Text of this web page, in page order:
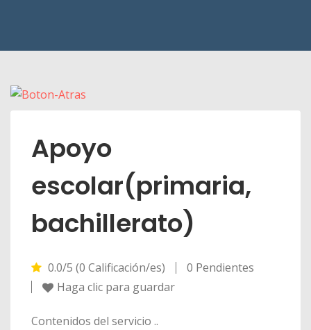
Apoyo
escolar(primaria,
bachillerato)
0.0/5 (0 Calificación/es)
0 Pendientes
Haga clic para guardar
Contenidos del servicio ..